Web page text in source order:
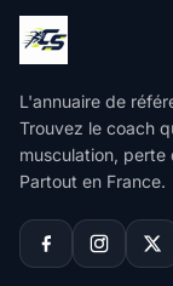
L'annuaire de
Trouvez le coach
musculation, perte
Partout en France.